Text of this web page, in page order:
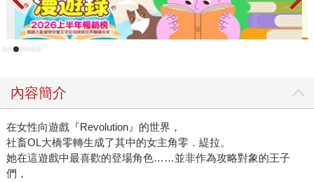
內容簡介
在女性向遊戲『Revolution』的世界，
社畜OL大橋零轉生成了其中的女主角零．緹拉。
她在這遊戲中最喜歡的登場角色……並非作為攻略對象的王子
們，